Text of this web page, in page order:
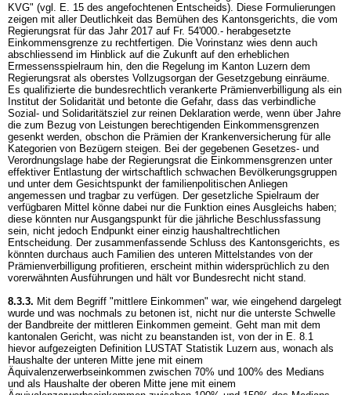
KVG" (vgl. E. 15 des angefochtenen Entscheids). Diese Formulierungen
zeigen mit aller Deutlichkeit das Bemühen des Kantonsgerichts, die vom
Regierungsrat für das Jahr 2017 auf Fr. 54'000.- herabgesetzte
Einkommensgrenze zu rechtfertigen. Die Vorinstanz wies denn auch
abschliessend im Hinblick auf die Zukunft auf den erheblichen
Ermessensspielraum hin, den die Regelung im Kanton Luzern dem
Regierungsrat als oberstes Vollzugsorgan der Gesetzgebung einräume.
Es qualifizierte die bundesrechtlich verankerte Prämienverbilligung als ein
Institut der Solidarität und betonte die Gefahr, dass das verbindliche
Sozial- und Solidaritätsziel zur reinen Deklaration werde, wenn über Jahre
die zum Bezug von Leistungen berechtigenden Einkommensgrenzen
gesenkt werden, obschon die Prämien der Krankenversicherung für alle
Kategorien von Bezügern steigen. Bei der gegebenen Gesetzes- und
Verordnungslage habe der Regierungsrat die Einkommensgrenzen unter
effektiver Entlastung der wirtschaftlich schwachen Bevölkerungsgruppen
und unter dem Gesichtspunkt der familienpolitischen Anliegen
angemessen und tragbar zu verfügen. Der gesetzliche Spielraum der
verfügbaren Mittel könne dabei nur die Funktion eines Ausgleichs haben;
diese könnten nur Ausgangspunkt für die jährliche Beschlussfassung
sein, nicht jedoch Endpunkt einer einzig haushaltrechtlichen
Entscheidung. Der zusammenfassende Schluss des Kantonsgerichts, es
könnten durchaus auch Familien des unteren Mittelstandes von der
Prämienverbilligung profitieren, erscheint mithin widersprüchlich zu den
vorerwähnten Ausführungen und hält vor Bundesrecht nicht stand.
8.3.3. Mit dem Begriff "mittlere Einkommen" war, wie eingehend dargelegt
wurde und was nochmals zu betonen ist, nicht nur die unterste Schwelle
der Bandbreite der mittleren Einkommen gemeint. Geht man mit dem
kantonalen Gericht, was nicht zu beanstanden ist, von der in E. 8.1
hievor aufgezeigten Definition LUSTAT Statistik Luzern aus, wonach als
Haushalte der unteren Mitte jene mit einem
Äquivalenzerwerbseinkommen zwischen 70% und 100% des Medians
und als Haushalte der oberen Mitte jene mit einem